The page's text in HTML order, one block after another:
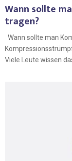
Wann sollte
tragen?
Wann sollte man
Viele Leute wissen